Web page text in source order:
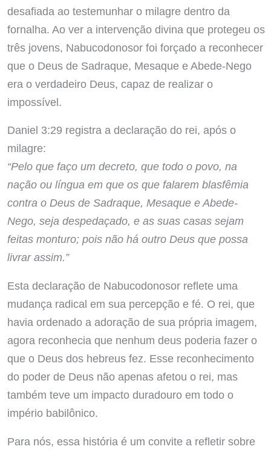
desafiada ao testemunhar o milagre dentro da
fornalha. Ao ver a intervenção divina que protegeu os
três jovens, Nabucodonosor foi forçado a reconhecer
que o Deus de Sadraque, Mesaque e Abede-Nego
era o verdadeiro Deus, capaz de realizar o
impossível.
Daniel 3:29 registra a declaração do rei, após o
milagre:
“Pelo que faço um decreto, que todo o povo, na
nação ou língua em que os que falarem blasfêmia
contra o Deus de Sadraque, Mesaque e Abede-
Nego, seja despedaçado, e as suas casas sejam
feitas monturo; pois não há outro Deus que possa
livrar assim.”
Esta declaração de Nabucodonosor reflete uma
mudança radical em sua percepção e fé. O rei, que
havia ordenado a adoração de sua própria imagem,
agora reconhecia que nenhum deus poderia fazer o
que o Deus dos hebreus fez. Esse reconhecimento
do poder de Deus não apenas afetou o rei, mas
também teve um impacto duradouro em todo o
império babilônico.
Para nós, essa história é um convite a refletir sobre